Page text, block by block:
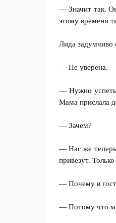
— Значит так.
этому времени
Лида задумчиво
— Не уверена.
— Нужно
Мама прислала
— Зачем?
— Нас же теперь
привезут.
— Почему в
— Потому что